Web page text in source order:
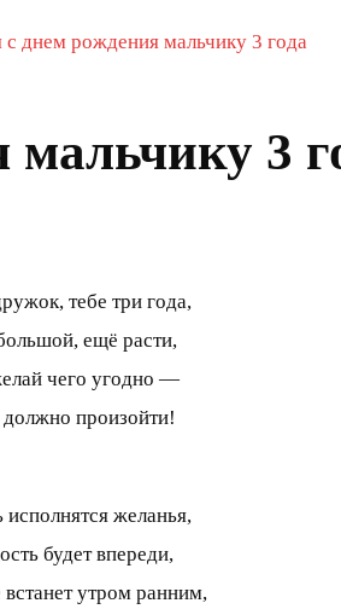
с днем рождения мальчику 3 года
3
тебе три года,
ещё расти,
чего угодно —
произойти!
исполнятся желанья,
будет впереди,
утром ранним,